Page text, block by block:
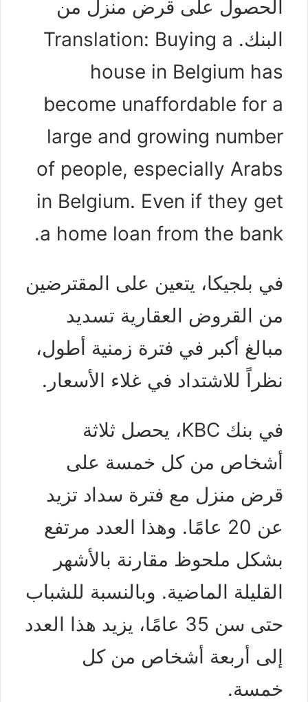
الحصول على قرض منزل من
البنك. Translation: Buying a
house in Belgium has
become unaffordable for a
large and growing number
of people, especially Arabs
in Belgium. Even if they get
a home loan from the bank.
في بلجيكا، يتعين على المقترضين
من القروض العقارية تسديد
مبالغ أكبر في فترة زمنية أطول،
نظراً للاشتداد في غلاء الأسعار.
في بنك KBC، يحصل ثلاثة
أشخاص من كل خمسة على
قرض منزل مع فترة سداد تزيد
عن 20 عامًا. وهذا العدد مرتفع
بشكل ملحوظ مقارنة بالأشهر
القليلة الماضية. وبالنسبة للشباب
حتى سن 35 عامًا، يزيد هذا العدد
إلى أربعة أشخاص من كل
خمسة.